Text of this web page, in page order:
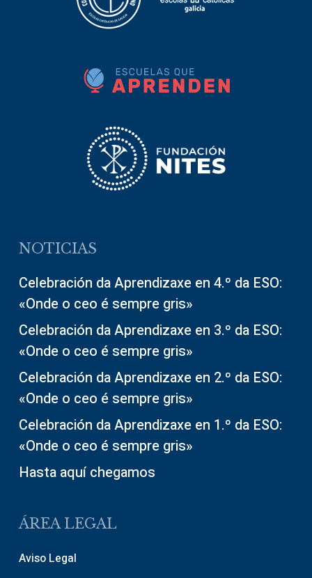
NOTICIAS
Celebración da Aprendizaxe en 4.º da ESO:
«Onde o ceo é sempre gris»
Celebración da Aprendizaxe en 3.º da ESO:
«Onde o ceo é sempre gris»
Celebración da Aprendizaxe en 2.º da ESO:
«Onde o ceo é sempre gris»
Celebración da Aprendizaxe en 1.º da ESO:
«Onde o ceo é sempre gris»
Hasta aquí chegamos
ÁREA LEGAL
Aviso Legal